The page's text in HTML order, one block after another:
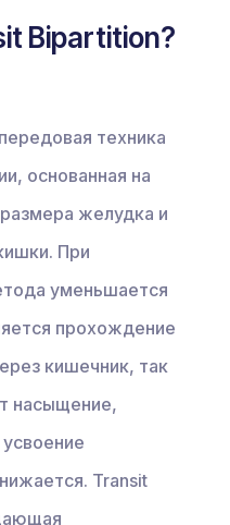
Bipartition?
техника
основанная на
желудка и
При
уменьшается
прохождение
кишечник, так
насыщение,
Transit